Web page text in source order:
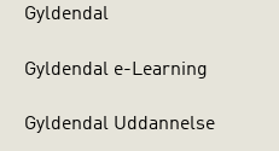
Gyldendal
Gyldendal e-Learning
Gyldendal Uddannelse